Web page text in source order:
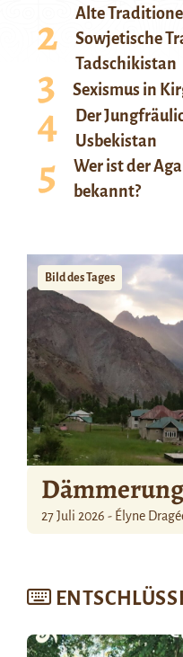
Alte
Sowjetische
Tadschikistan
Sexismus in
Der
Usbekistan
Wer ist der
bekannt?
Bild des Tages
Dämmerung
27 Juli 2026 - Élyne